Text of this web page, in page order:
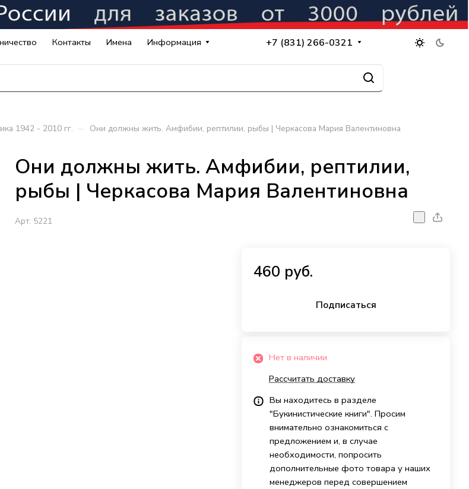
Контакты Имена Информация +7 (831) 266-0321
1942 - 2010 гг. – Они должны жить. Амфибии, рептилии, рыбы | Черкасова Мария Валентиновна
Они должны жить. Амфибии, рептилии,
рыбы | Черкасова Мария Валентиновна
Арт. 5221
460 руб.
Подписаться
Нет в наличии
Рассчитать доставку
Вы находитесь в разделе
"Букинистические книги". Просим
внимательно ознакомиться с
предложением и, в случае
необходимости, попросить
дополнительные фото товара у наших
менеджеров перед совершением